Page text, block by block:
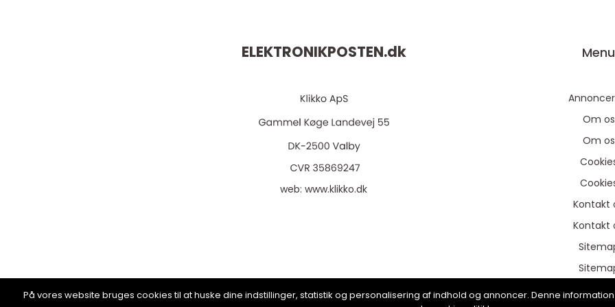
ELEKTRONIKPOSTEN.dk
web:www.klikko.dk
Menu
Om os
Om os
Kontakt
Kontakt
På vores website bruges cookies til at huske dine indstillinger, statistik og personalisering af indhold og annoncer. Denne